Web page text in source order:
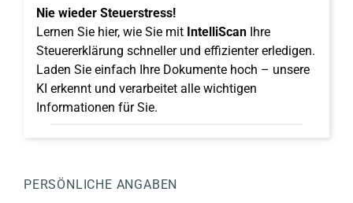
Nie wieder Steuerstress!
Lernen Sie hier, wie Sie mit IntelliScan Ihre
Steuererklärung schneller und effizienter erledigen.
Laden Sie einfach Ihre Dokumente hoch – unsere
KI erkennt und verarbeitet alle wichtigen
Informationen für Sie.
PERSÖNLICHE ANGABEN